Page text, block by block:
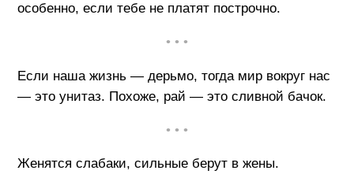
особенно, если тебе не платят построчно.
• • •
Если наша жизнь — дерьмо, тогда мир вокруг нас
— это унитаз. Похоже, рай — это сливной бачок.
• • •
Женятся слабаки, сильные берут в жены.